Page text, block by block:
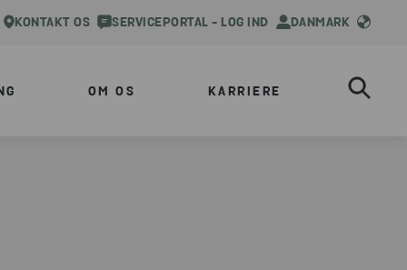
KONTAKT OS SERVICEPORTAL - LOG IND DANMARK
OM OS KARRIERE